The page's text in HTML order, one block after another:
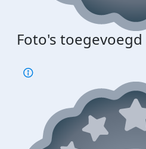
Foto's toegevoegd